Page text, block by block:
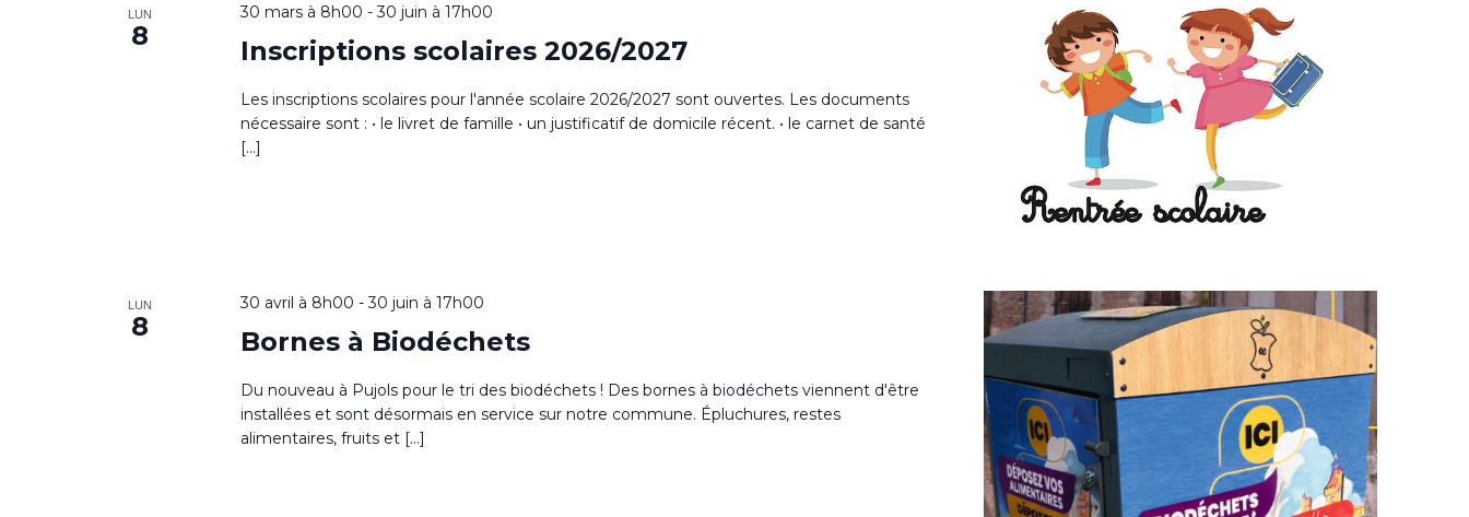
LUN
8
30 mars à 8h00 -30 juin à 17h00
Inscriptions scolaires 2026/2027
Les inscriptions scolaires pour l'année scolaire 2026/2027 sont ouvertes. Les documents
nécessaire sont : • le livret de famille • un justificatif de domicile récent. • le carnet de santé
[…]
LUN
8
30 avril à 8h00 -30 juin à 17h00
Bornes à Biodéchets
Du nouveau à Pujols pour le tri des biodéchets ! Des bornes à biodéchets viennent d'être
installées et sont désormais en service sur notre commune. Épluchures, restes
alimentaires, fruits et […]